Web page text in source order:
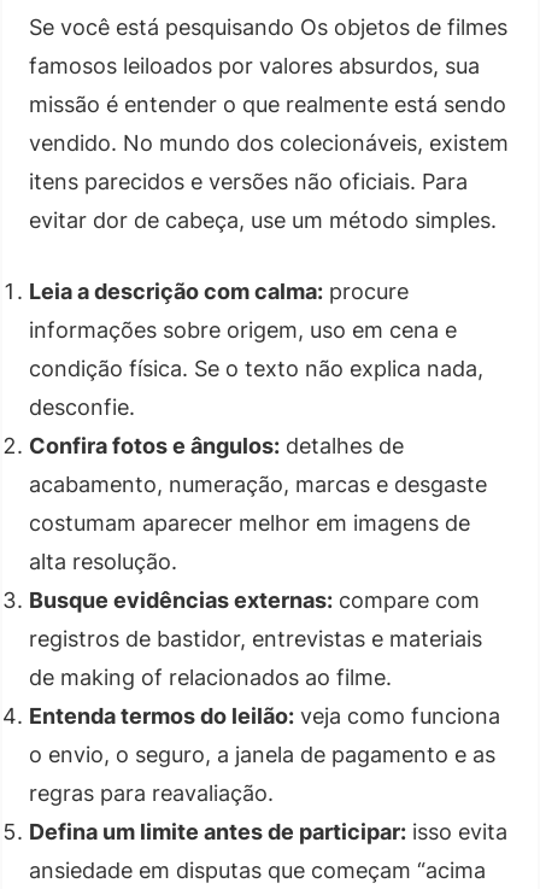
Se você está pesquisando Os objetos de filmes
famosos leiloados por valores absurdos, sua
missão é entender o que realmente está sendo
vendido. No mundo dos colecionáveis, existem
itens parecidos e versões não oficiais. Para
evitar dor de cabeça, use um método simples.
Leia a descrição com calma: procure
informações sobre origem, uso em cena e
condição física. Se o texto não explica nada,
desconfie.
Confira fotos e ângulos: detalhes de
acabamento, numeração, marcas e desgaste
costumam aparecer melhor em imagens de
alta resolução.
Busque evidências externas: compare com
registros de bastidor, entrevistas e materiais
de making of relacionados ao filme.
Entenda termos do leilão: veja como funciona
o envio, o seguro, a janela de pagamento e as
regras para reavaliação.
Defina um limite antes de participar: isso evita
ansiedade em disputas que começam “acima